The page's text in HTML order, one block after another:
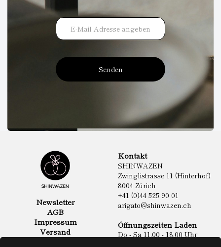
Senden
Newsletter
AGB
Impressum
Versand
Kontakt
SHINWAZEN
Zwinglistrasse 11 (Hinterhof)
8004 Zürich
+41 (0)44 525 90 01
arigato@shinwazen.ch
Öffnungszeiten Laden
Do - Sa 11.00 - 18.00 Uhr